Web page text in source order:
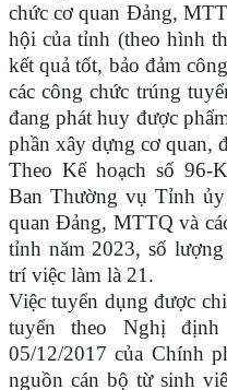
chức cơ quan Đảng,
hội của tỉnh (theo hình
kết quả tốt, bảo đảm
các công chức trúng
đang phát huy được
phần xây dựng cơ quan,
Theo Kế hoạch số 96-
Ban Thường vụ Tỉnh
quan Đảng, MTTQ và
tỉnh năm 2023, số
trí việc làm là 21.
Việc tuyển dụng được
tuyển theo Nghị định
05/12/2017 của Chính
nguồn cán bộ từ sinh